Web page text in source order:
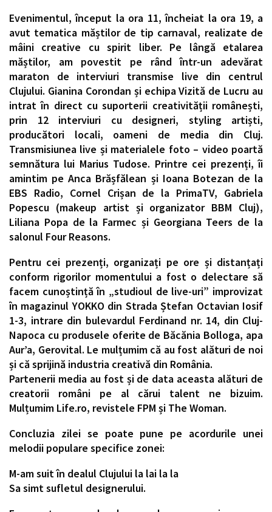
Evenimentul, început la ora 11, încheiat la ora 19, a
avut tematica măștilor de tip carnaval, realizate de
mâini creative cu spirit liber. Pe lângă etalarea
măștilor, am povestit pe rând într-un adevărat
maraton de interviuri transmise live din centrul
Clujului. Gianina Corondan și echipa Vizită de Lucru au
intrat în direct cu suporterii creativității românești,
prin 12 interviuri cu designeri, styling artiști,
producători locali, oameni de media din Cluj.
Transmisiunea live și materialele foto – video poartă
semnătura lui Marius Tudose. Printre cei prezenți, îi
amintim pe Anca Brășfălean și Ioana Botezan de la
EBS Radio, Cornel Crișan de la PrimaTV, Gabriela
Popescu (makeup artist și organizator BBM Cluj),
Liliana Popa de la Farmec și Georgiana Teers de la
salonul Four Reasons.
Pentru cei prezenți, organizați pe ore și distanțați
conform rigorilor momentului a fost o delectare să
facem cunoștință în „studioul de live-uri” improvizat
în magazinul YOKKO din Strada Ștefan Octavian Iosif
1-3, intrare din bulevardul Ferdinand nr. 14, din Cluj-
Napoca cu produsele oferite de Băcănia Bolloga, apa
Aur’a, Gerovital. Le mulțumim că au fost alături de noi
și că sprijină industria creativă din România.
Partenerii media au fost și de data aceasta alături de
creatorii români pe al cărui talent ne bizuim.
Mulțumim Life.ro, revistele FPM și The Woman.
Concluzia zilei se poate pune pe acordurile unei
melodii populare specifice zonei:
M-am suit în dealul Clujului la lai la la
Sa simt sufletul designerului.